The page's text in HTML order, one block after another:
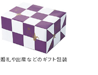
婚礼や出産などのギフト包装